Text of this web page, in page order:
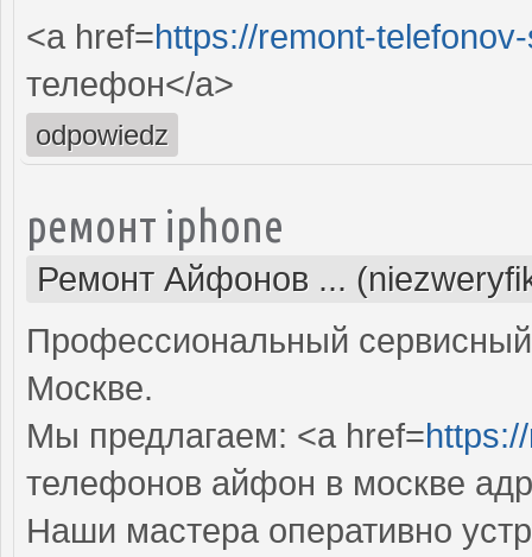
<a href=https://remont-
телефон</a>
odpowiedz
ремонт iphone
Ремонт Айфонов ...
Профессиональный
Москве.
Мы предлагаем: <a href=
телефонов айфон в москве
Наши мастера оперативно